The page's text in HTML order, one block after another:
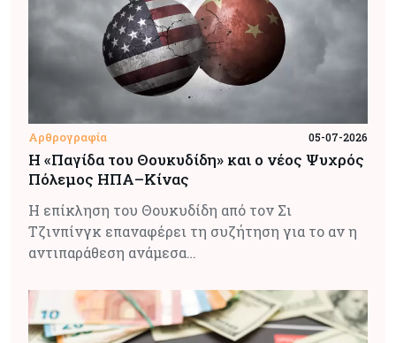
Αρθρογραφία 05-07-2026
Η «Παγίδα του Θουκυδίδη» και ο νέος Ψυχρός
Πόλεμος ΗΠΑ–Κίνας
Η επίκληση του Θουκυδίδη από τον Σι
Τζινπίνγκ επαναφέρει τη συζήτηση για το αν η
αντιπαράθεση ανάμεσα…